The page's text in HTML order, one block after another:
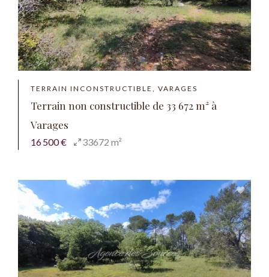
TERRAIN INCONSTRUCTIBLE, VARAGES
Terrain non constructible de 33 672 m² à
Varages
16 500 € 33672 m²